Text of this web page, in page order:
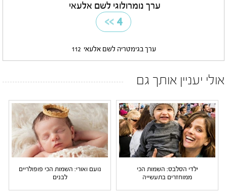
ערך נומרולוגי לשם אלעאי
4
>>
ערך בגימטריה לשם אלעאי 112
אולי יעניין אותך גם
ילדי הסלבס: השמות הכי
ממוחזרים בתעשייה
נועם ואורי: השמות הכי פופולריים
לבנים